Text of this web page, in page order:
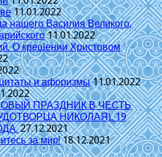
11.01.2022
нашего Василия Великого,
11.01.2022
О крещении Христовом
и афоризмы 11.01.2022
ПРАЗДНИК В ЧЕСТЬ
НИКОЛАЯ). 19
27.12.2021
за мир! 18.12.2021